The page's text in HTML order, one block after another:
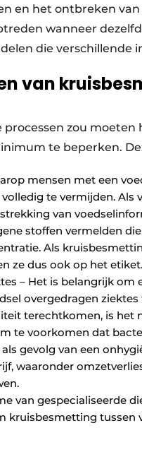
en het ontbreken
wanneer
die verschillende
van
zou
te beperken.
mensen met een
te vermijden.
van
stoffen vermelden
Als
ze dus ook op het
– Het is belangrijk om
overgedragen
terechtkomen, is het
te voorkomen dat
gevolg van een
waaronder
van gespecialiseerde
kruisbesmetting